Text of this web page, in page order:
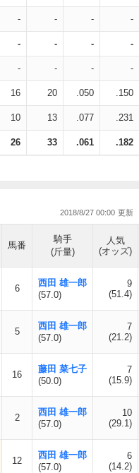
- - - -
- - - -
- - - -
16 20 .050 .150
10 13 .077 .231
26 33 .061 .182
2018/8/27 00:00
馬番
騎手
(斤量)
人気
(オッズ)
6
西田 雄一郎
(57.0)
9
(51.4)
5
西田 雄一郎
(57.0)
7
(21.2)
16
藤田 菜七子
(50.0)
7
(15.9)
2
西田 雄一郎
(57.0)
10
(29.1)
12
西田 雄一郎
(57.0)
6
(14.2)